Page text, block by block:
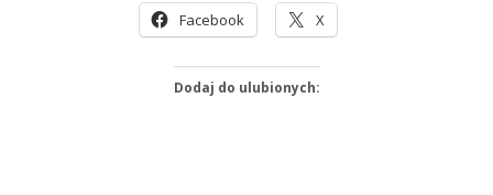
Facebook X
Dodaj do ulubionych: